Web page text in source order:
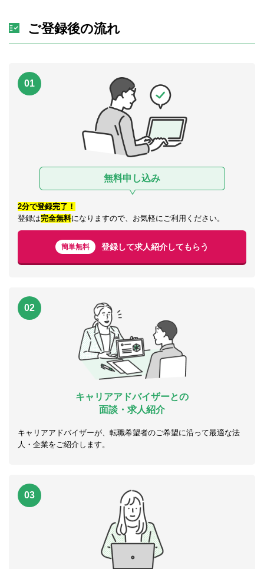
ご登録後の流れ
01
無料申し込み
2分で登録完了！
登録は完全無料になりますので、お気軽にご利用ください。
簡単無料 登録して求人紹介してもらう
02
キャリアアドバイザーとの
面談・求人紹介
キャリアアドバイザーが、転職希望者のご希望に沿って最適な法
人・企業をご紹介します。
03